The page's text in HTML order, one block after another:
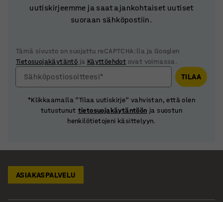
uutiskirjeemme ja saat ajankohtaiset uutiset
suoraan sähköpostiin.
Tämä sivusto on suojattu reCAPTCHA:lla ja Googlen
Tietosuojakäytäntö ja Käyttöehdot ovat voimassa.
Sähköpostiosoitteesi* TILAA
*Klikkaamalla "Tilaa uutiskirje" vahvistan, että olen
tutustunut tietosuojakäytäntöön ja suostun
henkilötietojeni käsittelyyn.
ASIAKASPALVELU